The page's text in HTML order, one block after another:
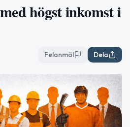
högst inkomst i
Felanmäl Dela